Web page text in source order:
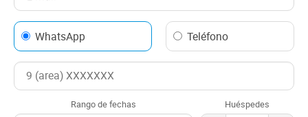
La ubicación de Vientos del Sur es ideal para explorar
todo lo que Bariloche tiene para ofrecer. A pocos minutos
del complejo se encuentran los principales puntos
el Cerro Catedral y el Lago Nahuel Huapi.
WhatsApp Teléfono
Rango de fechas Huéspedes